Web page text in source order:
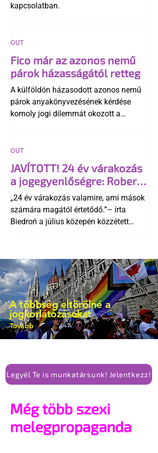
kapcsolatban.
Fico már az azonos nemű
párok házasságától retteg
A külföldön házasodott azonos nemű
párok anyakönyvezésének kérdése
komoly jogi dilemmát okozott a
egyértelműen tiltja a házasságuk
elismerését. Közben az ellenzéken belül
is vita robbant ki arról, hogy vissza
kellene-e vonni a kormány konzervatív
alkotmánymódosítását
OUT
JAVÍTOTT! 24 év várakozás
a jogegyenlőségre: Robert
Biedroń megindító üzenete
a lengyel bejegyzett
élettársi kapcsolatokért
„24 év várakozás valamire, ami mások
számára magától értetődő.”– írta
Biedroń a július közepén közzétett
OUT
A többség eltörölné a
jogkorlátozásokat
Tovább
Legyél Te is munkatársunk! Jelentkezz!
Még több szexi
melegpropaganda